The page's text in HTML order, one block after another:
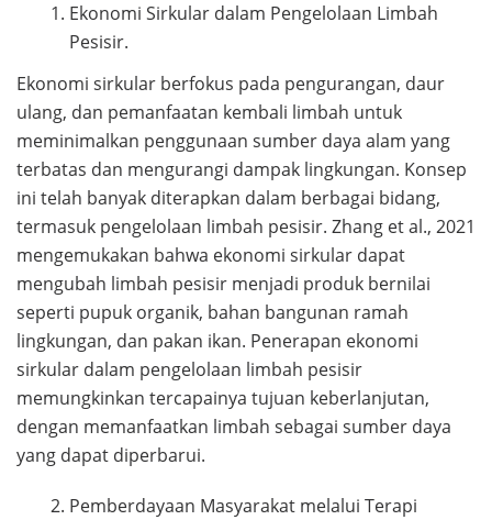
Ekonomi Sirkular dalam Pengelolaan Limbah
Pesisir.
Ekonomi sirkular berfokus pada pengurangan, daur
ulang, dan pemanfaatan kembali limbah untuk
meminimalkan penggunaan sumber daya alam yang
terbatas dan mengurangi dampak lingkungan. Konsep
ini telah banyak diterapkan dalam berbagai bidang,
termasuk pengelolaan limbah pesisir. Zhang et al., 2021
mengemukakan bahwa ekonomi sirkular dapat
mengubah limbah pesisir menjadi produk bernilai
seperti pupuk organik, bahan bangunan ramah
lingkungan, dan pakan ikan. Penerapan ekonomi
sirkular dalam pengelolaan limbah pesisir
memungkinkan tercapainya tujuan keberlanjutan,
dengan memanfaatkan limbah sebagai sumber daya
yang dapat diperbarui.
Pemberdayaan Masyarakat melalui Terapi